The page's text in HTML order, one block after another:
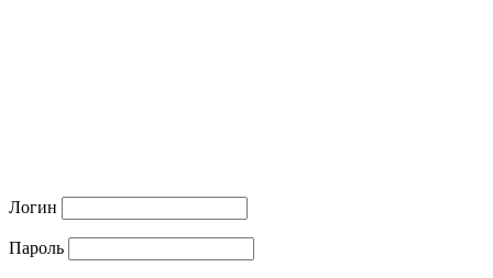
Логин
Пароль